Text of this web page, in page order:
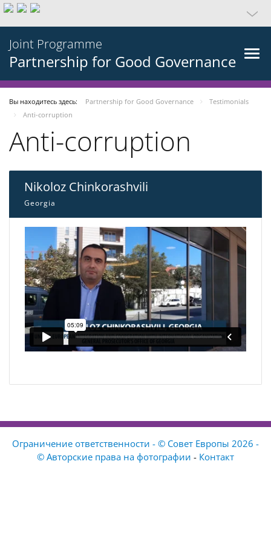
Joint Programme
Partnership for Good Governance
Вы находитесь здесь: Partnership for Good Governance
Testimonials
Anti-corruption
Anti-corruption
Nikoloz Chinkorashvili
Georgia
Ограничение ответственности - © Совет Европы 2026 -
© Авторские права на фотографии - Контакт